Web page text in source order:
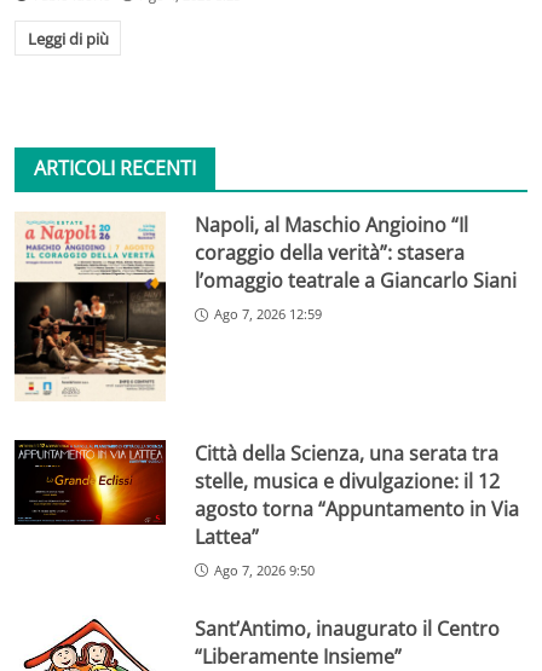
Leggi di più
ARTICOLI RECENTI
Napoli, al Maschio Angioino “Il
coraggio della verità”: stasera
l’omaggio teatrale a Giancarlo Siani
Ago 7, 2026 12:59
Città della Scienza, una serata tra
stelle, musica e divulgazione: il 12
agosto torna “Appuntamento in Via
Lattea”
Ago 7, 2026 9:50
Sant’Antimo, inaugurato il Centro
“Liberamente Insieme”